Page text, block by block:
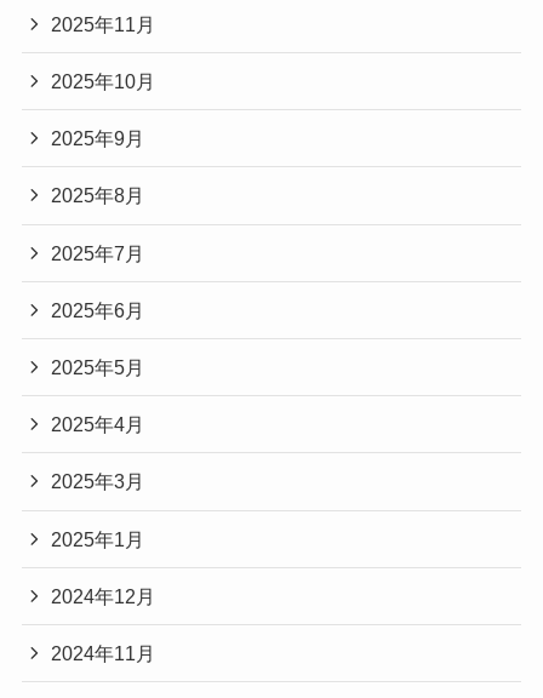
2025年11月
2025年10月
2025年9月
2025年8月
2025年7月
2025年6月
2025年5月
2025年4月
2025年3月
2025年1月
2024年12月
2024年11月